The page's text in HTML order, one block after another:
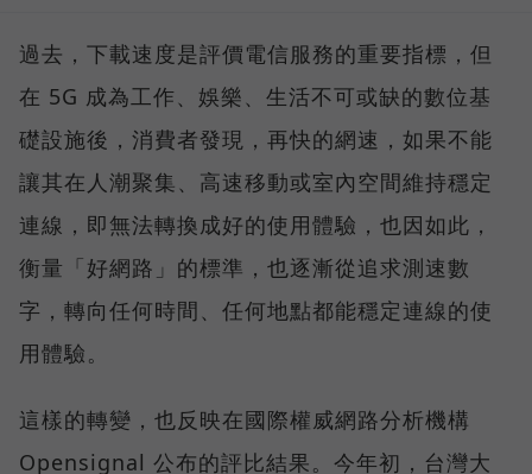
過去，下載速度是評價電信服務的重要指標，但
在 5G 成為工作、娛樂、生活不可或缺的數位基
礎設施後，消費者發現，再快的網速，如果不能
讓其在人潮聚集、高速移動或室內空間維持穩定
連線，即無法轉換成好的使用體驗，也因如此，
衡量「好網路」的標準，也逐漸從追求測速數
字，轉向任何時間、任何地點都能穩定連線的使
用體驗。
這樣的轉變，也反映在國際權威網路分析機構
Opensignal 公布的評比結果。今年初，台灣大